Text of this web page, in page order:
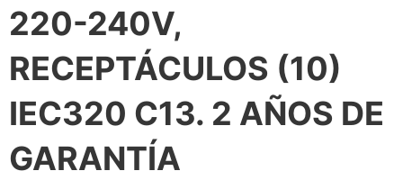
220-240V,
RECEPTÁCULOS (10)
IEC320 C13. 2 AÑOS DE
GARANTÍA